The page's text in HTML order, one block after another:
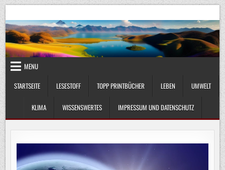
Skip
to
content
UmweltKlima.com
MENU
STARTSEITE
LESESTOFF TOPP PRINTBÜCHER LEBEN UMWELT
KLIMA WISSENSWERTES IMPRESSUM UND DATENSCHUTZ